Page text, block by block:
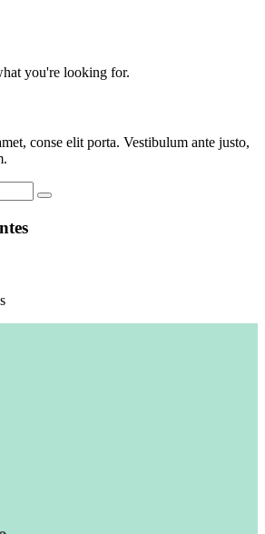
you're looking for.
conse elit porta. Vestibulum ante justo,